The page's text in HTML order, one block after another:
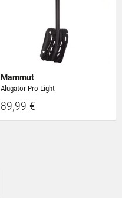
Mammut
Alugator Pro Light
89,99 €